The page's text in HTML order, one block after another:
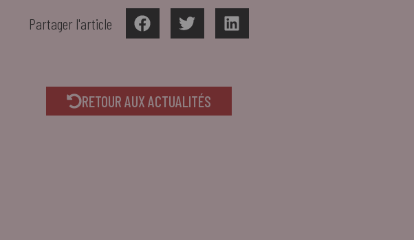
Partager l'article
RETOUR AUX ACTUALITÉS